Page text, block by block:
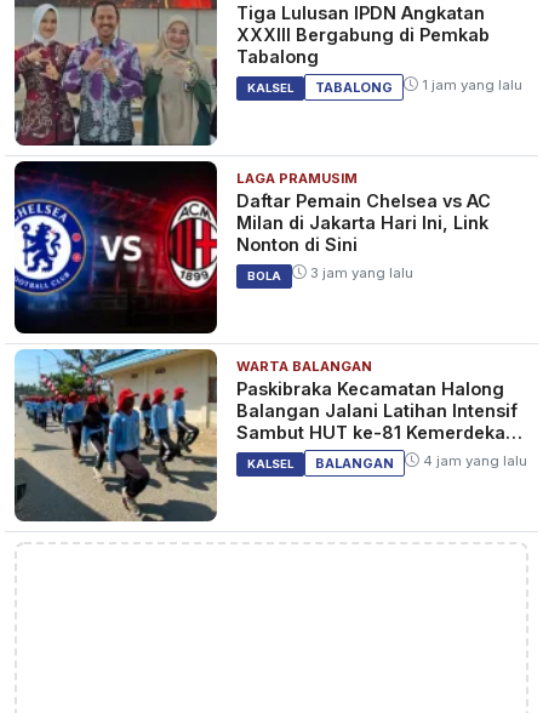
Tiga Lulusan IPDN Angkatan
XXXIII Bergabung di Pemkab
Tabalong
KALSEL TABALONG 1 jam yang lalu
LAGA PRAMUSIM
Daftar Pemain Chelsea vs AC
Milan di Jakarta Hari Ini, Link
Nonton di Sini
BOLA 3 jam yang lalu
WARTA BALANGAN
Paskibraka Kecamatan Halong
Balangan Jalani Latihan Intensif
Sambut HUT ke-81 Kemerdekaan
RIKALSEL BALANGAN 4 jam yang lalu